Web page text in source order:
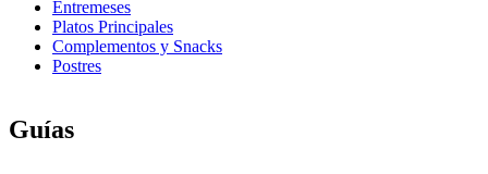
Entremeses
Platos Principales
Complementos y Snacks
Postres
Guías